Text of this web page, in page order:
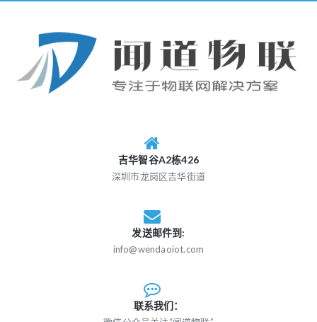
吉华智谷A2栋426
深圳市龙岗区吉华街道
发送邮件到:
info@wendaoiot.com
联系我们：